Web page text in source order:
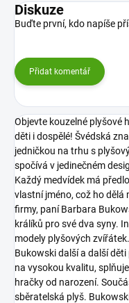
Diskuze
Buďte první, kdo napíše
Přidat komentář
Objevte kouzelné plyšové
děti i dospělé! Švédská
jedničkou na trhu s
spočívá v jedinečném
Každý medvídek má
vlastní jméno, což ho
firmy, paní Barbara
králíků pro své dva syny.
modely plyšových
Bukowski další a další
na vysokou kvalitu,
hračky od narození.
sběratelská plyš.